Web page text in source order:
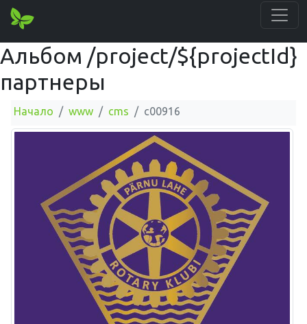
Альбом /project/${projectId}
партнеры
Начало www cms c00916